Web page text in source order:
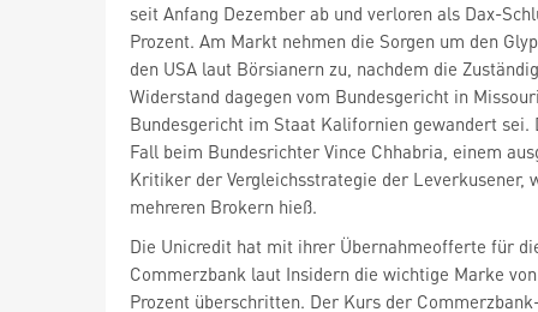
seit Anfang Dezember ab und verloren als Dax-
Prozent. Am Markt nehmen die Sorgen um den
den USA laut Börsianern zu, nachdem die
Widerstand dagegen vom Bundesgericht in
Bundesgericht im Staat Kalifornien gewandert sei.
Fall beim Bundesrichter Vince Chhabria, einem
Kritiker der Vergleichsstrategie der Leverkusener,
mehreren Brokern hieß.
Die Unicredit hat mit ihrer Übernahmeofferte für
Commerzbank laut Insidern die wichtige Marke
Prozent überschritten. Der Kurs der